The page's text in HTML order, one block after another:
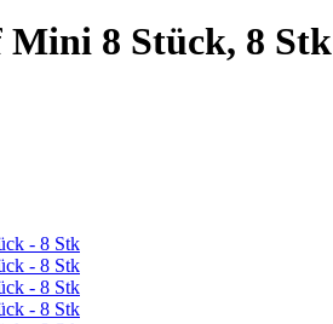
Mini 8 Stück, 8 Stk